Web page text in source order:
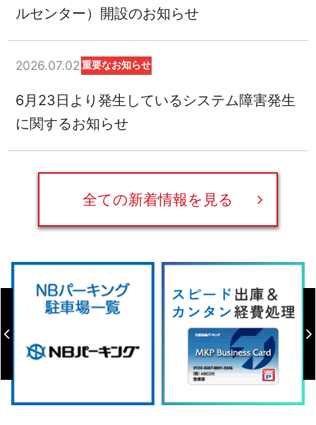
ルセンター）開設のお知らせ
2026.07.02 重要なお知らせ
6月23日より発生しているシステム障害発生
に関するお知らせ
全ての新着情報を見る